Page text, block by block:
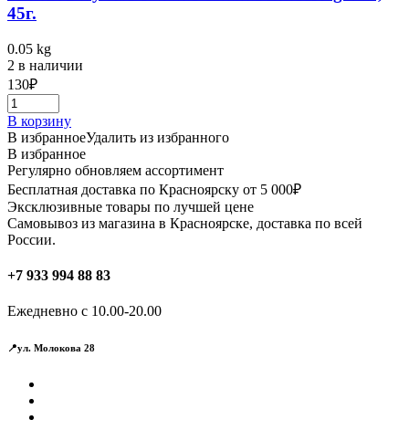
45г.
0.05 kg
2 в наличии
130₽
В корзину
В избранноеУдалить из избранного
В избранное
Регулярно обновляем ассортимент
Бесплатная доставка по Красноярску от 5 000₽
Эксклюзивные товары по лучшей цене
Самовывоз из магазина в Красноярске, доставка по всей
России.
+7 933 994 88 83
Ежедневно с 10.00-20.00
📍ул. Молокова 28